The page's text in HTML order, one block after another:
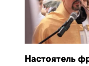
Настоятель